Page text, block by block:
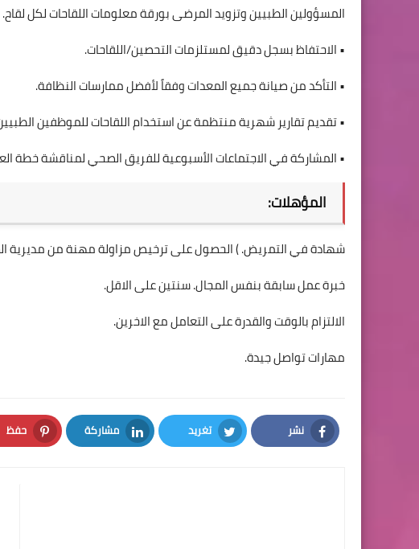
المسؤولين الطبيين وتزويد المرضى بورقة معلومات اللقاحات لكل لقاح.
• الاحتفاظ بسجل دقيق لمستلزمات التحصين/اللقاحات.
• التأكد من صيانة جميع المعدات وفقاً لأفضل ممارسات النظافة.
• تقديم تقارير شهرية منتظمة عن استخدام اللقاحات للموظفين
• المشاركة في الاجتماعات الأسبوعية للفريق الصحي لمناقشة خطة
المؤهلات:
شهادة في التمريض. ) الحصول على ترخيص مزاولة مهنة من مديرية
خبرة عمل سابقة بنفس المجال. سنتين على الاقل.
الالتزام بالوقت والقدرة على التعامل مع الاخرين.
مهارات تواصل جيدة.
نشر
Facebook
تغريد
Twitter
مشاركة
LinkedIn
حفظ